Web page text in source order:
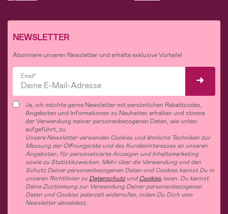
NEWSLETTER
Abonniere unseren Newsletter und erhalte exklusive Vorteile!
Email*
Ja, ich möchte gerne Newsletter mit persönlichen Rabattcodes,
Angeboten und Informationen zu Neuheiten erhalten und stimme
der Verwendung meiner personenbezogenen Daten, wie unten
aufgeführt, zu.
Unsere Newsletter verwenden Cookies und ähnliche Techniken zur
Messung der Öffnungsrate und des Kundeninteresses an unseren
Angeboten, für personalisierte Anzeigen und Inhaltsmarketing
sowie zu Statistikzwecken. Mehr über die Verwendung und den
Schutz Deiner personenbezogenen Daten und Cookies kannst Du in
unseren Richtlinien zu DatenschutzundCookies lesen. Du kannst
Deine Zustimmung zur Verwendung Deiner personenbezogenen
Daten und Cookies jederzeit widerrufen, indem Du Dich vom
Newsletter abmeldest.